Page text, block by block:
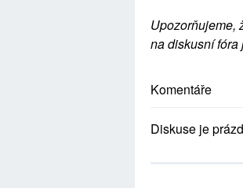
Upozorňujeme,
na diskusní fóra
Komentáře
Diskuse je